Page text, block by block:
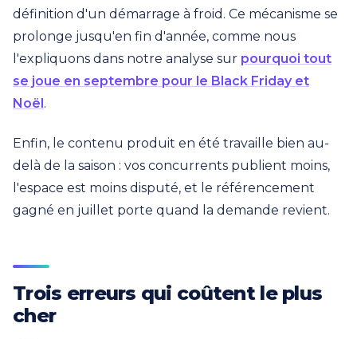
définition d'un démarrage à froid. Ce mécanisme se
prolonge jusqu'en fin d'année, comme nous
l'expliquons dans notre analyse sur pourquoi tout
se joue en septembre pour le Black Friday et
Noël.
Enfin, le contenu produit en été travaille bien au-
delà de la saison : vos concurrents publient moins,
l'espace est moins disputé, et le référencement
gagné en juillet porte quand la demande revient.
Trois erreurs qui coûtent le plus
cher